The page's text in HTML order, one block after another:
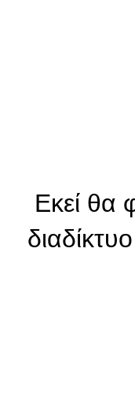
Εκεί θα
διαδίκτυο